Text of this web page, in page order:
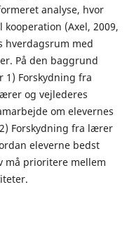
analyse, hvor
(Axel, 2009,
hverdagsrum med
På den baggrund
1) Forskydning fra
og vejlederes
om elevernes
Forskydning fra lærer
eleverne bedst
må prioritere mellem